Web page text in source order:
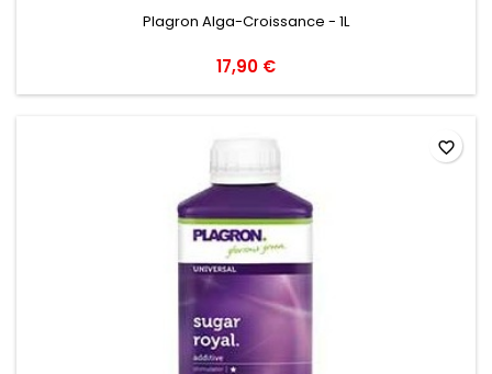
Plagron Alga-Croissance - 1L
17,90 €
favorite_border